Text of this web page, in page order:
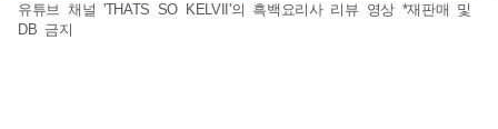
유튜브 채널 'THATS SO KELVII'의 흑백요리사 리뷰 영상 *재판매 및
DB 금지